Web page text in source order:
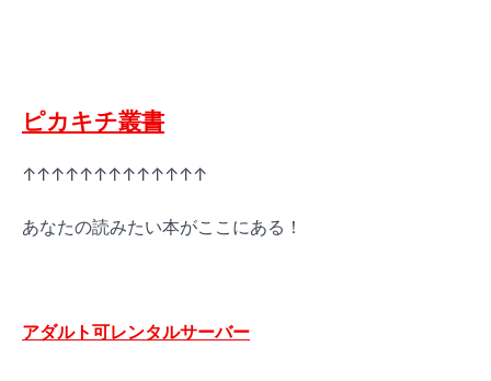
ピカキチ叢書
↑↑↑↑↑↑↑↑↑↑↑↑↑
あなたの読みたい本がここにある！
アダルト可レンタルサーバー